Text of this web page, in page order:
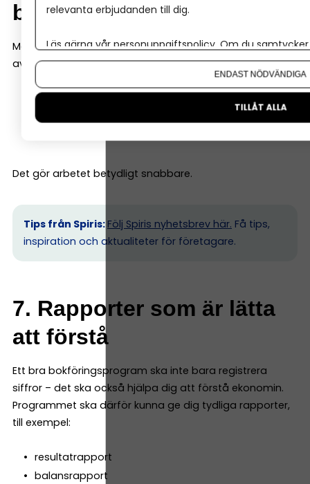
bokföringen
Moderna bokföringsprogram kan automatisera mycket
av bokföringen. Till exempel kan systemet:
föreslå bokföringskonto
matcha banktransaktioner
Det gör arbetet betydligt snabbare.
Tips från Spiris: Följ Spiris nyhetsbrev här. Få tips,
inspiration och aktualiteter för företagare.
7. Rapporter som är lätta
att förstå
Ett bra bokföringsprogram ska inte bara registrera
siffror – det ska också hjälpa dig att förstå ekonomin.
Programmet ska därför kunna ge dig tydliga rapporter,
till exempel:
resultatrapport
balansrapport
relevanta erbjudanden till dig.
Läs gärna vår personuppgiftspolicy. Om du
Om du vill ändra ditt val i efterhand hittar du den
ENDAST NÖDVÄNDIGA
TILLÅT ALLA